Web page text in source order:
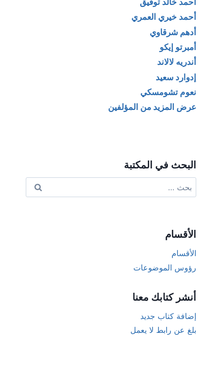
أحمد خيري العمري
أدهم شرقاوي
أمبرتو إيكو
أندريه لالاند
إدوارد سعيد
نعوم تشومسكي
عرض المزيد من المؤلفين
البحث في المكتبة
عن:
الأقسام
الأقسام
رؤوس الموضوعات
أنشر كتابك معنا
إضافة كتاب جديد
بلغ عن رابط لا يعمل